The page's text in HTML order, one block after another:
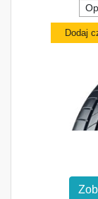
Dodaj